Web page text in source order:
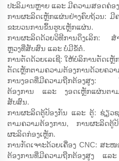
ປະລິມານຫຼາຍ ແລະ ມີຄວາມສອດຄ່ອ
ການຜະລິດເຫຼັກແຜ່ນຢ່າງຄົບຖ້ວນ: ມີ
ຂະບວນການຂຶ້ນຮູບເຫຼັກແຜ່ນ.
ການຜະລິດດ້ວຍວິທີການດຶງເລິກ: ສຳ
ຫຼວງທີ່ສັບສົນ ແລະ ບໍ່ມີຂໍ້ຕໍ່.
ການຕັດດ້ວຍເລເຊີ: ໃຫ້ບໍລິການຕັດເ
ຕັດເຫຼັກຕາມຄວາມຕ້ອງການດ້ວຍຄວ
ການງອດທີ່ມີຄວາມຖືກຕ້ອງສູງ: ໃ
ຕ້ອງການ ແລະ ງອດເຫຼັກແຜ່ນຕາມ
ສັບສົນ.
ການຜະລິດຕູ້ປ້ອງກັນ ແລະ ຕູ້: ຊ່ຽວ
ຕາມຄວາມຕ້ອງການ, ການຜະລິດ
ຜະລິດກ່ອງເຫຼັກ.
ການກັດເຈາະດ້ວຍເຄື່ອງ CNC: ສະ
ຕ້ອງການທີ່ມີຄວາມຖືກຕ້ອງສູງ ແລ